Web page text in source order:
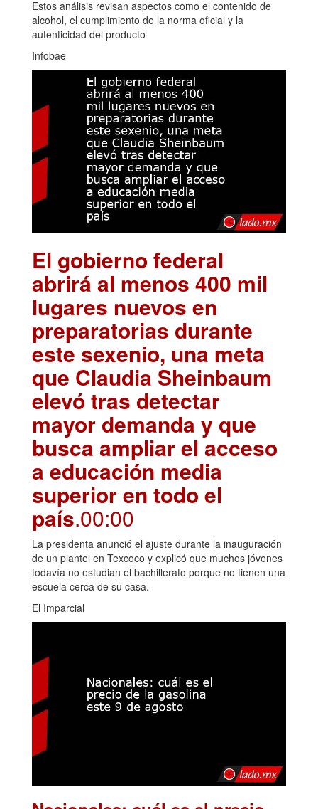
Estos análisis revisan aspectos como el contenido de
alcohol, el cumplimiento de la norma oficial y la
autenticidad del producto
Infobae
El gobierno federal
abrirá al menos 400 mil
lugares nuevos en
preparatorias durante
este sexenio, una meta
que Claudia Sheinbaum
elevó tras detectar
mayor demanda y que
busca ampliar el acceso
a educación media
superior en todo el
país.00:00
La presidenta anunció el ajuste durante la inauguración
de un plantel en Texcoco y explicó que muchos jóvenes
todavía no estudian el bachillerato porque no tienen una
escuela cerca de su casa.
El Imparcial